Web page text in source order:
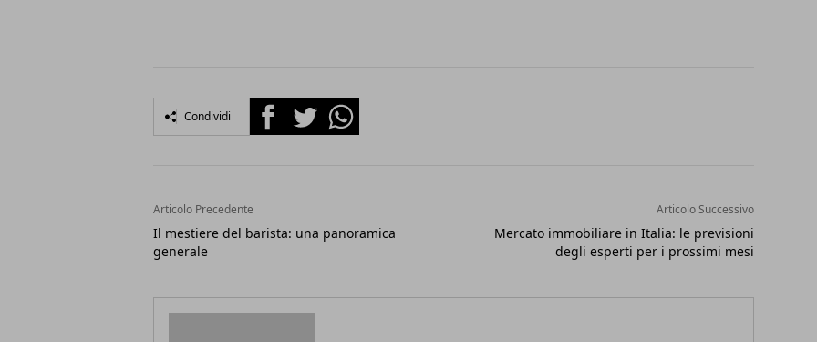
Condividi FacebookTwitterWhatsapp
Articolo Precedente
Il mestiere del barista: una panoramica
generale
Articolo Successivo
Mercato immobiliare in Italia: le previsioni
degli esperti per i prossimi mesi